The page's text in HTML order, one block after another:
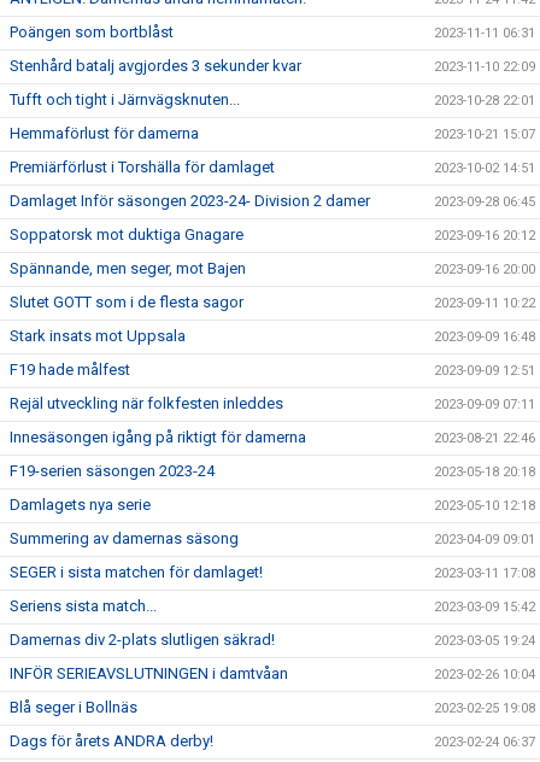
Poängen som bortblåst 2023-11-11 06:31
Stenhård batalj avgjordes 3 sekunder kvar 2023-11-10 22:09
Tufft och tight i Järnvägsknuten... 2023-10-28 22:01
Hemmaförlust för damerna 2023-10-21 15:07
Premiärförlust i Torshälla för damlaget 2023-10-02 14:51
Damlaget Inför säsongen 2023-24- Division 2 damer 2023-09-28 06:45
Soppatorsk mot duktiga Gnagare 2023-09-16 20:12
Spännande, men seger, mot Bajen 2023-09-16 20:00
Slutet GOTT som i de flesta sagor 2023-09-11 10:22
Stark insats mot Uppsala 2023-09-09 16:48
F19 hade målfest 2023-09-09 12:51
Rejäl utveckling när folkfesten inleddes 2023-09-09 07:11
Innesäsongen igång på riktigt för damerna 2023-08-21 22:46
F19-serien säsongen 2023-24 2023-05-18 20:18
Damlagets nya serie 2023-05-10 12:18
Summering av damernas säsong 2023-04-09 09:01
SEGER i sista matchen för damlaget! 2023-03-11 17:08
Seriens sista match... 2023-03-09 15:42
Damernas div 2-plats slutligen säkrad! 2023-03-05 19:24
INFÖR SERIEAVSLUTNINGEN i damtvåan 2023-02-26 10:04
Blå seger i Bollnäs 2023-02-25 19:08
Dags för årets ANDRA derby! 2023-02-24 06:37